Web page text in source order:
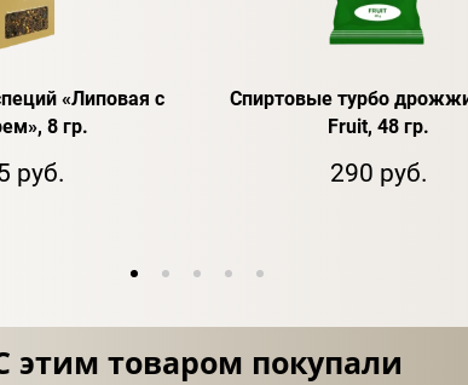
«Липовая с
8 гр.
руб.
Спиртовые турбо
Fruit, 48 гр.
290 руб.
этим товаром покупали